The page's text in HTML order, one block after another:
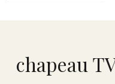
chapeau